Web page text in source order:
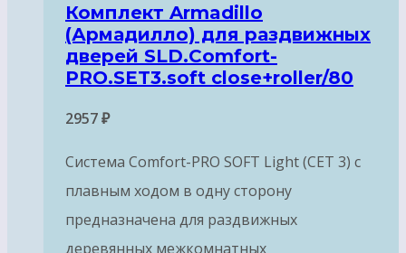
Комплект Armadillo
(Армадилло) для раздвижных
дверей SLD.Comfort-
PRO.SET3.soft close+roller/80
2957₽
Система Comfort-PRO SOFT Light (СЕТ 3) с
плавным ходом в одну сторону
предназначена для раздвижных
деревянных межкомнатных